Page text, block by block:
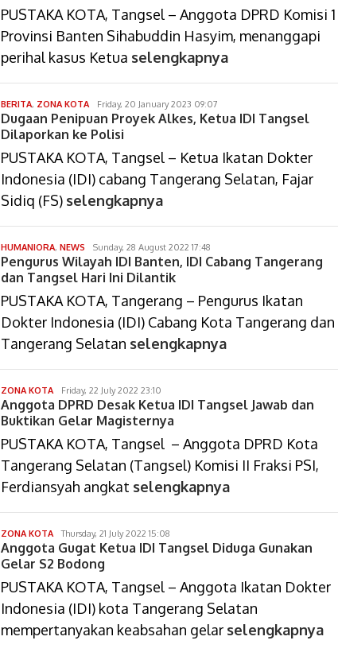
PUSTAKA KOTA, Tangsel – Anggota DPRD Komisi 1
Provinsi Banten Sihabuddin Hasyim, menanggapi
perihal kasus Ketua selengkapnya
BERITA, ZONA KOTAdimas
arif
setiawan
Friday, 20 January 2023 09:07
Dugaan Penipuan Proyek Alkes, Ketua IDI Tangsel
Dilaporkan ke Polisi
PUSTAKA KOTA, Tangsel – Ketua Ikatan Dokter
Indonesia (IDI) cabang Tangerang Selatan, Fajar
Sidiq (FS) selengkapnya
HUMANIORA, NEWS gunawan
sumaryono
Sunday, 28 August 2022 17:48
Pengurus Wilayah IDI Banten, IDI Cabang Tangerang
dan Tangsel Hari Ini Dilantik
PUSTAKA KOTA, Tangerang – Pengurus Ikatan
Dokter Indonesia (IDI) Cabang Kota Tangerang dan
Tangerang Selatan selengkapnya
ZONA KOTAgunawan
sumaryono
Friday, 22 July 2022 23:10
Anggota DPRD Desak Ketua IDI Tangsel Jawab dan
Buktikan Gelar Magisternya
PUSTAKA KOTA, Tangsel – Anggota DPRD Kota
Tangerang Selatan (Tangsel) Komisi II Fraksi PSI,
Ferdiansyah angkat selengkapnya
ZONA KOTAdimas
arif
setiawan
Thursday, 21 July 2022 15:08
Anggota Gugat Ketua IDI Tangsel Diduga Gunakan
Gelar S2 Bodong
PUSTAKA KOTA, Tangsel – Anggota Ikatan Dokter
Indonesia (IDI) kota Tangerang Selatan
mempertanyakan keabsahan gelar selengkapnya